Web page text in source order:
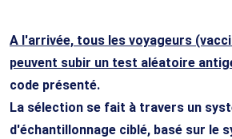
A l'arrivée, tous les voyageurs
peuvent subir un test aléatoire
code présenté.
La sélection se fait à travers un
d'échantillonnage ciblé, basé sur le